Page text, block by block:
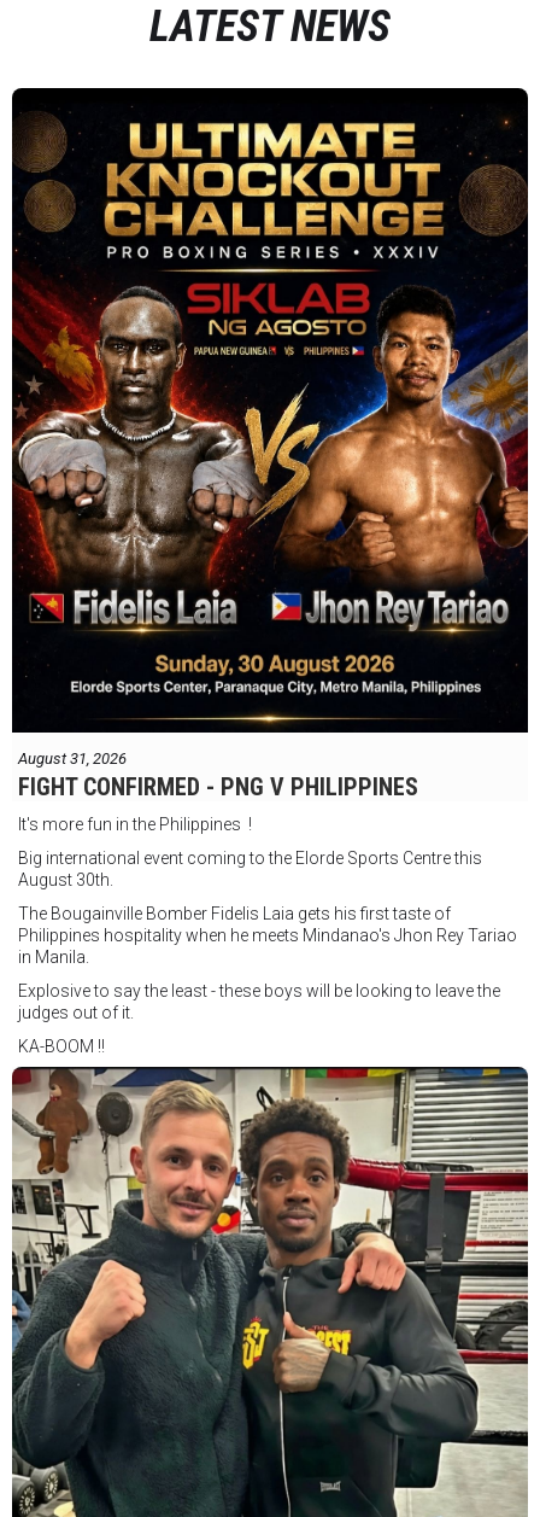
LATEST NEWS
August 31, 2026
FIGHT CONFIRMED - PNG V PHILIPPINES
It's more fun in the Philippines !
Big international event coming to the Elorde Sports Centre this
August 30th.
The Bougainville Bomber Fidelis Laia gets his first taste of
Philippines hospitality when he meets Mindanao's Jhon Rey Tariao
in Manila.
Explosive to say the least - these boys will be looking to leave the
judges out of it.
KA-BOOM !!